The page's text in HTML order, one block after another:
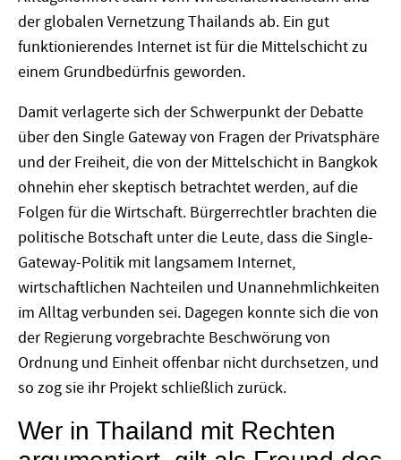
der globalen Vernetzung Thailands ab. Ein gut
funktionierendes Internet ist für die Mittelschicht zu
einem Grundbedürfnis geworden.
Damit verlagerte sich der Schwerpunkt der Debatte
über den Single Gateway von Fragen der Privatsphäre
und der Freiheit, die von der Mittelschicht in Bangkok
ohnehin eher skeptisch betrachtet werden, auf die
Folgen für die Wirtschaft. Bürgerrechtler brachten die
politische Botschaft unter die Leute, dass die Single-
Gateway-Politik mit langsamem Internet,
wirtschaftlichen Nachteilen und Unannehmlichkeiten
im Alltag verbunden sei. Dagegen konnte sich die von
der Regierung vorgebrachte Beschwörung von
Ordnung und Einheit offenbar nicht durchsetzen, und
so zog sie ihr Projekt schließlich zurück.
Wer in Thailand mit Rechten